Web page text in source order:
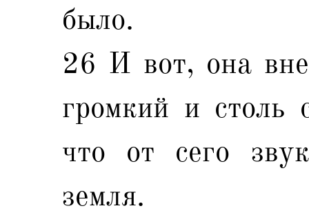
было.
26 И вот, она
громкий и столь
что от сего
земля.